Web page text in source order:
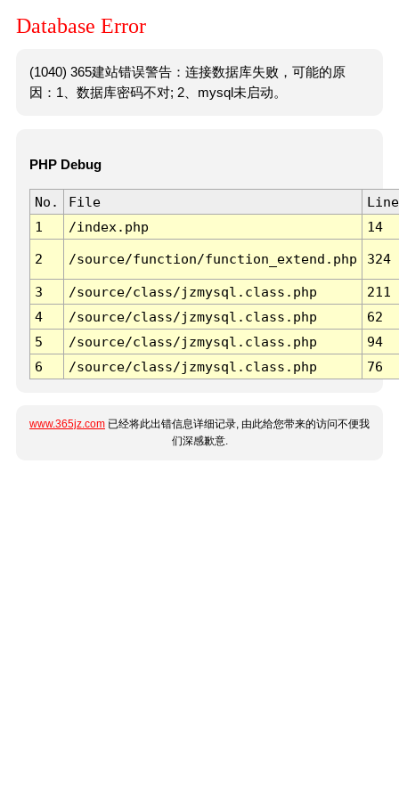
Database Error
(1040) 365建站错误警告：连接数据库失败，可能的原
因：1、数据库密码不对; 2、mysql未启动。
PHP Debug
No. File
Line
1
/index.php 14
2 /source/function/function_extend.php 324
3 /source/class/jzmysql.class.php
211
4
/source/class/jzmysql.class.php
62
5
/source/class/jzmysql.class.php
94
6
/source/class/jzmysql.class.php 76
www.365jz.com 已经将此出错信息详细记录, 由此给您带来的访问不便我
们深感歉意.